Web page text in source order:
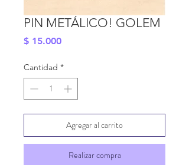
PIN METÁLICO! GOLEM
$ 15.000Precio
Cantidad *
Agregar al carrito
Realizar compra